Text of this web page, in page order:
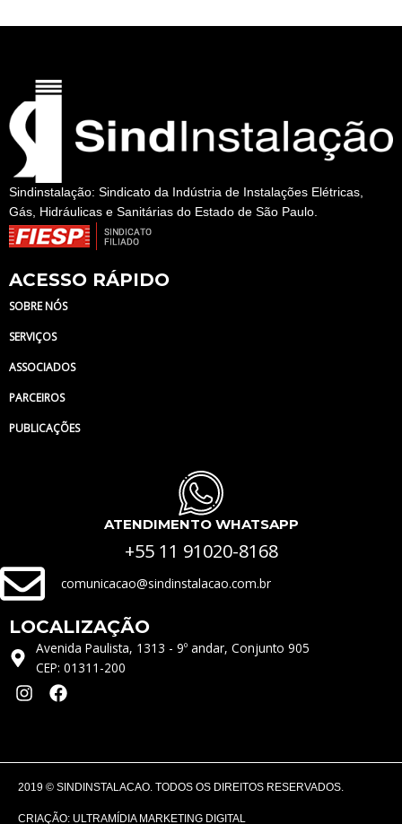
Sindinstalação: Sindicato da Indústria de Instalações Elétricas,
Gás, Hidráulicas e Sanitárias do Estado de São Paulo.
ACESSO RÁPIDO
SOBRE NÓS
SERVIÇOS
ASSOCIADOS
PARCEIROS
PUBLICAÇÕES
ATENDIMENTO WHATSAPP
+55 11 91020-8168
comunicacao@sindinstalacao.com.br
LOCALIZAÇÃO
Avenida Paulista, 1313 - 9º andar, Conjunto 905
CEP: 01311-200
I
n
a
r
a
F
a
b
o
k
2019 © SINDINSTALACAO. TODOS OS DIREITOS RESERVADOS.
CRIAÇÃO: ULTRAMÍDIA MARKETING DIGITAL